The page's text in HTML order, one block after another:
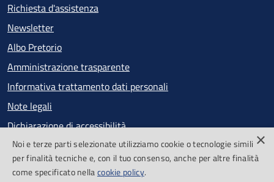
Richiesta d'assistenza
Newsletter
Albo Pretorio
Amministrazione trasparente
Informativa trattamento dati personali
Note legali
Dichiarazione di accessibilità
Obiettivi di accessibilità
Segnalazioni accessibilità
×
Noi e terze parti selezionate utilizziamo cookie o tecnologie simili
per finalità tecniche e, con il tuo consenso, anche per altre finalità
come specificato nellacookie policy.